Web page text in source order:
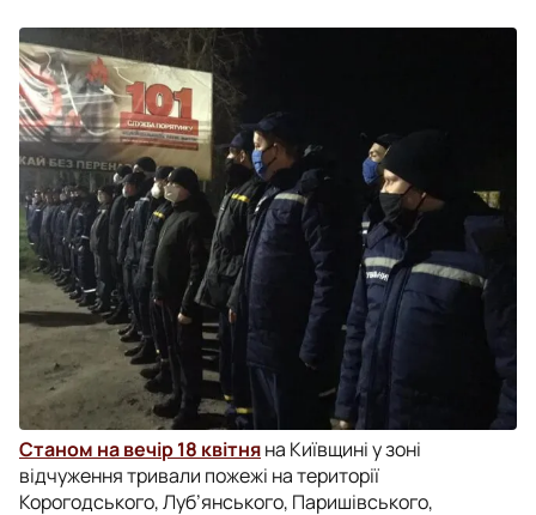
Станом на вечір 18 квітняна Київщині у зоні
відчуження тривали пожежі на території
Корогодського, Луб’янського, Паришівського,